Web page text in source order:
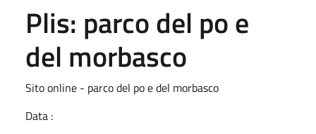
Plis: parco del po e
del morbasco
Sito online - parco del po e del morbasco
Data :